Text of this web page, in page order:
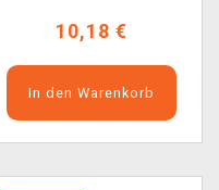
10,18 €
In den Warenkorb